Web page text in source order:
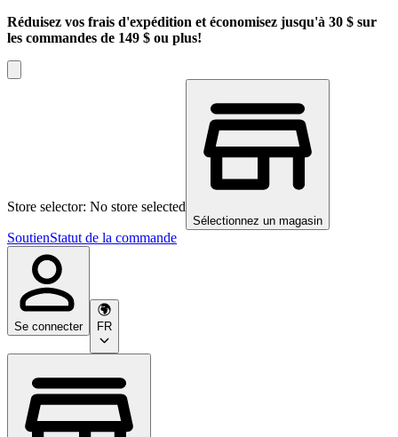
Réduisez vos frais d'expédition et économisez jusqu'à 30 $ sur
les commandes de 149 $ ou plus!
Store selector: No store selected
Sélectionnez un magasin
SoutienStatut de la commande
Se connecter FR